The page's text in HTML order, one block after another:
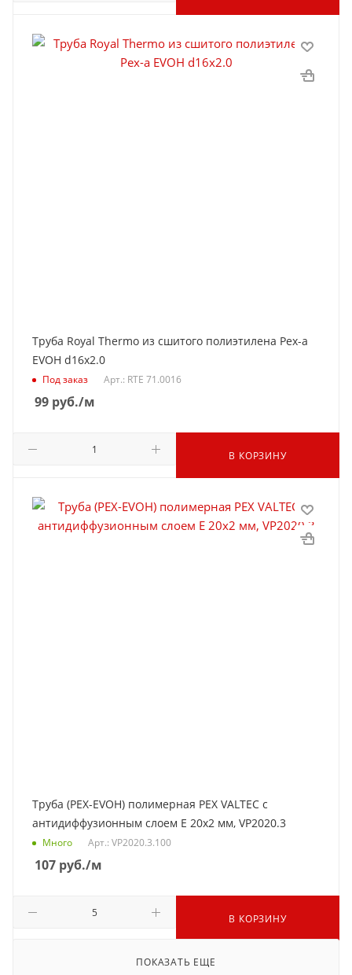
Труба Royal Thermo из сшитого полиэтилена Pex-a
EVOH d16x2.0
Под заказ Арт.: RTE 71.0016
99 руб./м
В КОРЗИНУ
Труба (PEX-EVOH) полимерная PEX VALTEC c
антидиффузионным слоем E 20x2 мм, VP2020.3
Много Арт.: VP2020.3.100
107 руб./м
В КОРЗИНУ
ПОКАЗАТЬ ЕЩЕ